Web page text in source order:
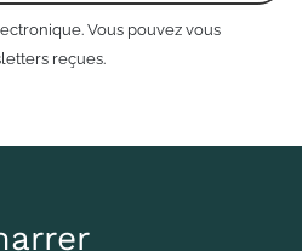
Vous pouvez vous
reçues.